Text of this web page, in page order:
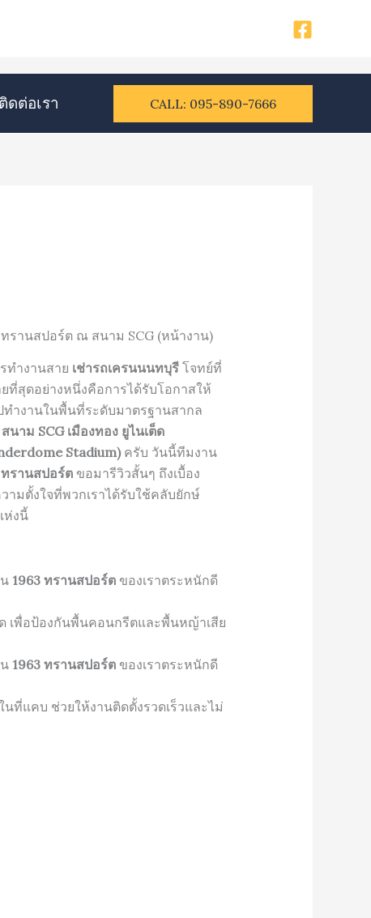
ติดต่อเรา​ CALL: 095-890-7666
ทรานสปอร์ต ณ สนาม SCG (หน้างาน)
ทำงานสาย เช่ารถเครนนนทบุรีโจทย์ที่
ที่สุดอย่างหนึ่งคือการได้รับโอกาสให้
ทำงานในพื้นที่ระดับมาตรฐานสากล
สนาม SCG เมืองทอง ยูไนเต็ด
Stadium)ครับ วันนี้ทีมงาน
ทรานสปอร์ตขอมารีวิวสั้นๆ ถึงเบื้อง
ามตั้งใจที่พวกเราได้รับใช้คลับยักษ์
งนี้
1963 ทรานสปอร์ตของเราตระหนักดี
เพื่อป้องกันพื้นคอนกรีตและพื้นหญ้าเสีย
1963 ทรานสปอร์ตของเราตระหนักดี
ที่แคบ ช่วยให้งานติดตั้งรวดเร็วและไม่